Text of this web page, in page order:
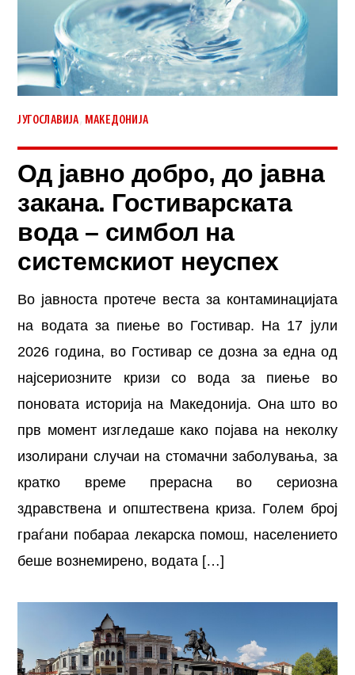
ЈУГОСЛАВИЈА МАКЕДОНИЈА
Од јавно добро, до јавна
закана. Гостиварската
вода – симбол на
системскиот неуспех
Во јавноста протече веста за контаминацијата
на водата за пиење во Гостивар. На 17 јули
2026 година, во Гостивар се дозна за една од
најсериозните кризи со вода за пиење во
поновата историја на Македонија. Она што во
прв момент изгледаше како појава на неколку
изолирани случаи на стомачни заболувања, за
кратко време прерасна во сериозна
здравствена и општествена криза. Голем број
граѓани побараа лекарска помош, населението
беше вознемирено, водата […]